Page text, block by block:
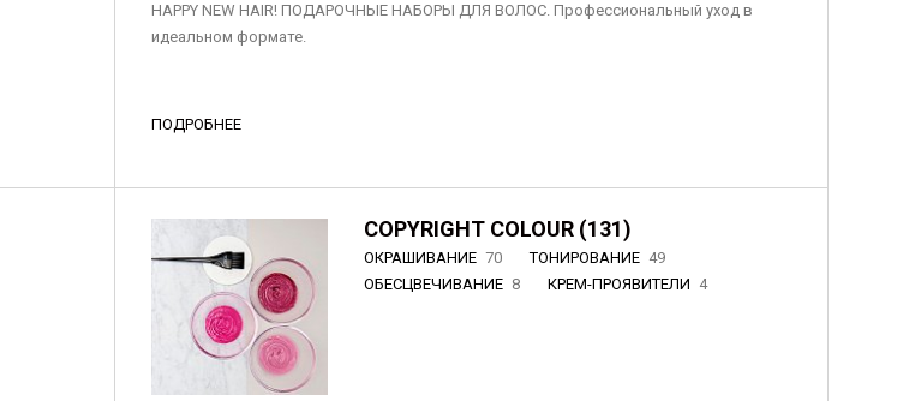
HAPPY NEW HAIR! ПОДАРОЧНЫЕ НАБОРЫ ДЛЯ ВОЛОС. Профессиональный уход в
идеальном формате.
ПОДРОБНЕЕ
COPYRIGHT COLOUR (131)
ОКРАШИВАНИЕ 70 ТОНИРОВАНИЕ 49
ОБЕСЦВЕЧИВАНИЕ 8 КРЕМ-ПРОЯВИТЕЛИ 4